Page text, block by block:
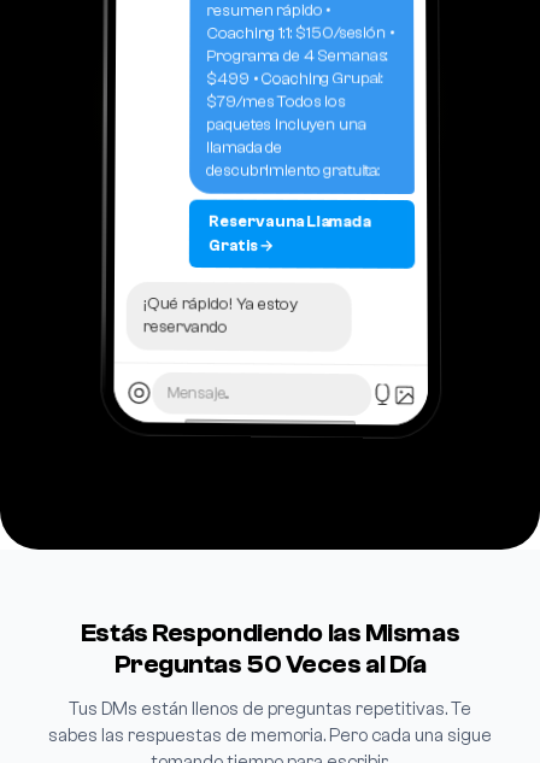
resumen rápido •
Coaching 1:1: $150/sesión •
Programa de 4 Semanas:
$499 • Coaching Grupal:
$79/mes Todos los
paquetes incluyen una
llamada de
descubrimiento gratuita:
Reserva una Llamada
Gratis →
¡Qué rápido! Ya estoy
reservando
Mensaje...
Estás Respondiendo las Mismas
Preguntas 50 Veces al Día
Tus DMs están llenos de preguntas repetitivas. Te
sabes las respuestas de memoria. Pero cada una sigue